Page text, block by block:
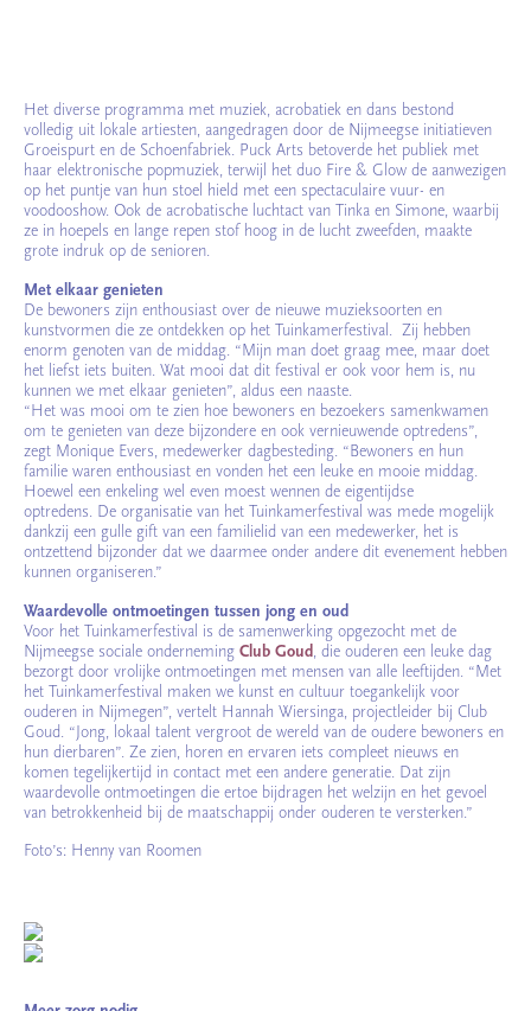
Het diverse programma met muziek, acrobatiek en dans bestond
volledig uit lokale artiesten, aangedragen door de Nijmeegse initiatieven
Groeispurt en de Schoenfabriek. Puck Arts betoverde het publiek met
haar elektronische popmuziek, terwijl het duo Fire & Glow de aanwezigen
op het puntje van hun stoel hield met een spectaculaire vuur- en
voodooshow. Ook de acrobatische luchtact van Tinka en Simone, waarbij
ze in hoepels en lange repen stof hoog in de lucht zweefden, maakte
grote indruk op de senioren.
Met elkaar genieten
De bewoners zijn enthousiast over de nieuwe muzieksoorten en
kunstvormen die ze ontdekken op het Tuinkamerfestival. Zij hebben
enorm genoten van de middag. “Mijn man doet graag mee, maar doet
het liefst iets buiten. Wat mooi dat dit festival er ook voor hem is, nu
kunnen we met elkaar genieten”, aldus een naaste.
“Het was mooi om te zien hoe bewoners en bezoekers samenkwamen
om te genieten van deze bijzondere en ook vernieuwende optredens”,
zegt Monique Evers, medewerker dagbesteding. “Bewoners en hun
familie waren enthousiast en vonden het een leuke en mooie middag.
Hoewel een enkeling wel even moest wennen de eigentijdse
optredens. De organisatie van het Tuinkamerfestival was mede mogelijk
dankzij een gulle gift van een familielid van een medewerker, het is
ontzettend bijzonder dat we daarmee onder andere dit evenement hebben
kunnen organiseren.”
Waardevolle ontmoetingen tussen jong en oud
Voor het Tuinkamerfestival is de samenwerking opgezocht met de
Nijmeegse sociale onderneming Club Goud, die ouderen een leuke dag
bezorgt door vrolijke ontmoetingen met mensen van alle leeftijden. “Met
het Tuinkamerfestival maken we kunst en cultuur toegankelijk voor
ouderen in Nijmegen”, vertelt Hannah Wiersinga, projectleider bij Club
Goud. “Jong, lokaal talent vergroot de wereld van de oudere bewoners en
hun dierbaren”. Ze zien, horen en ervaren iets compleet nieuws en
komen tegelijkertijd in contact met een andere generatie. Dat zijn
waardevolle ontmoetingen die ertoe bijdragen het welzijn en het gevoel
van betrokkenheid bij de maatschappij onder ouderen te versterken.”
Foto’s: Henny van Roomen